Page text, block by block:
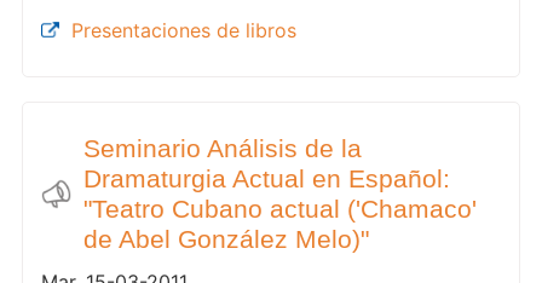
Presentaciones de libros
Seminario Análisis de la
Dramaturgia Actual en Español:
"Teatro Cubano actual ('Chamaco'
de Abel González Melo)"